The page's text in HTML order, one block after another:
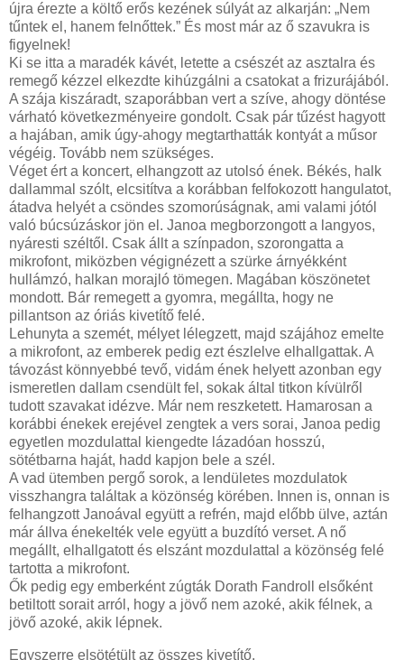
újra érezte a költő erős kezének súlyát az alkarján: „Nem
tűntek el, hanem felnőttek.” És most már az ő szavukra is
figyelnek!
Ki se itta a maradék kávét, letette a csészét az asztalra és
remegő kézzel elkezdte kihúzgálni a csatokat a frizurájából.
A szája kiszáradt, szaporábban vert a szíve, ahogy döntése
várható következményeire gondolt. Csak pár tűzést hagyott
a hajában, amik úgy-ahogy megtarthatták kontyát a műsor
végéig. Tovább nem szükséges.
Véget ért a koncert, elhangzott az utolsó ének. Békés, halk
dallammal szólt, elcsitítva a korábban felfokozott hangulatot,
átadva helyét a csöndes szomorúságnak, ami valami jótól
való búcsúzáskor jön el. Janoa megborzongott a langyos,
nyáresti széltől. Csak állt a színpadon, szorongatta a
mikrofont, miközben végignézett a szürke árnyékként
hullámzó, halkan morajló tömegen. Magában köszönetet
mondott. Bár remegett a gyomra, megállta, hogy ne
pillantson az óriás kivetítő felé.
Lehunyta a szemét, mélyet lélegzett, majd szájához emelte
a mikrofont, az emberek pedig ezt észlelve elhallgattak. A
távozást könnyebbé tevő, vidám ének helyett azonban egy
ismeretlen dallam csendült fel, sokak által titkon kívülről
tudott szavakat idézve. Már nem reszketett. Hamarosan a
korábbi énekek erejével zengtek a vers sorai, Janoa pedig
egyetlen mozdulattal kiengedte lázadóan hosszú,
sötétbarna haját, hadd kapjon bele a szél.
A vad ütemben pergő sorok, a lendületes mozdulatok
visszhangra találtak a közönség körében. Innen is, onnan is
felhangzott Janoával együtt a refrén, majd előbb ülve, aztán
már állva énekelték vele együtt a buzdító verset. A nő
megállt, elhallgatott és elszánt mozdulattal a közönség felé
tartotta a mikrofont.
Ők pedig egy emberként zúgták Dorath Fandroll elsőként
betiltott sorait arról, hogy a jövő nem azoké, akik félnek, a
jövő azoké, akik lépnek.
Egyszerre elsötétült az összes kivetítő.